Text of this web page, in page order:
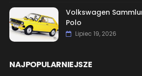
Volkswagen
Polo
Lipiec 19, 2026
NAJPOPULARNIEJSZE